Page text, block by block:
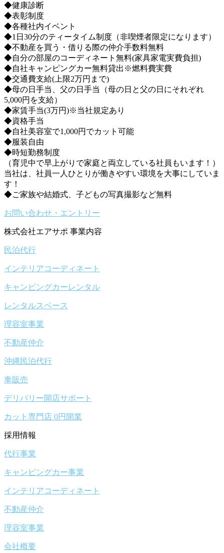
◆健康診断
◆表彰制度
◆各種社内イベント
◆1日30分のティータイム制度（非喫煙者限定になります）
◆不動産を買う・借りる際の仲介手数料無料
◆自分の部屋のコーディネート無料(家具家電実費負担)
◆自社キャンピングカー無料貸出※燃料費実費
◆交通費支給(上限2万円まで)
◆母の日手当、父の日手当（母の日と父の日にそれぞれ
5,000円を支給）
◆家賃手当(3万円)※当社規定あり
◆資格手当
◆自社美容室で1,000円でカット可能
◆服装自由
◆時短勤務制度
（育児中で早上がりで家庭と両立している社員もいます！）
当社は、社員一人ひとりが働きやすい環境を大事にしていま
す！
◆ご家族や結婚式、子どもの写真撮影など無料
お問い合わせ・エントリー
株式会社エアサポ 事業内容
民泊代行
インテリアコーディネート
キャンピングカーレンタル
レンタルスペース
理容室事業
不動産仲介
沖縄民泊代行
車販売
デリバリー開店サポート
カット専門店 0円開業
採用情報
代行事業
キャンピングカー事業
インテリアコーディネート
不動産仲介
理容室事業
会社概要